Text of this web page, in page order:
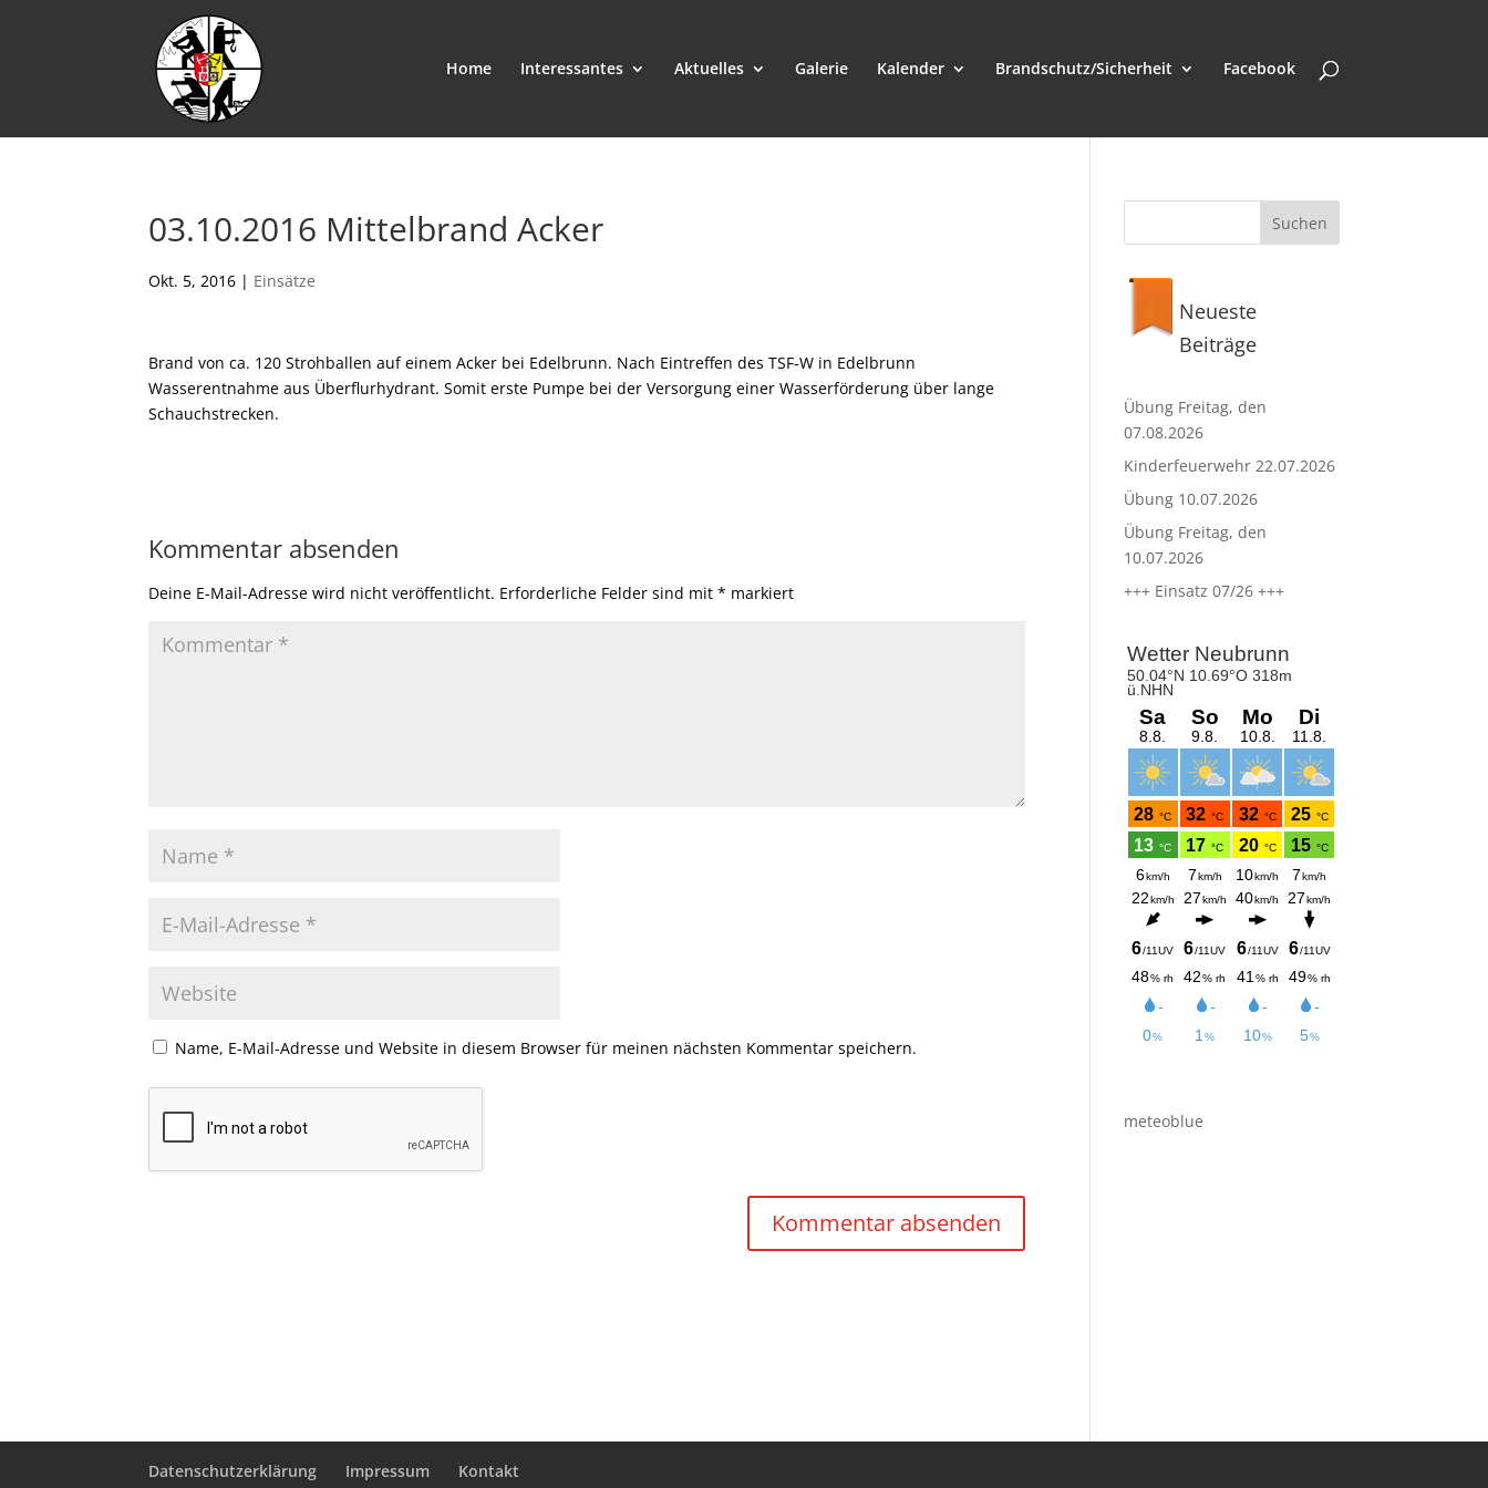
Home Interessantes Aktuelles Galerie Kalender Brandschutz/Sicherheit Facebook
03.10.2016 Mittelbrand Acker
Okt. 5, 2016 | Einsätze
Brand von ca. 120 Strohballen auf einem Acker bei Edelbrunn. Nach Eintreffen des TSF-W in Edelbrunn
Wasserentnahme aus Überflurhydrant. Somit erste Pumpe bei der Versorgung einer Wasserförderung über lange
Schauchstrecken.
Kommentar absenden
Deine E-Mail-Adresse wird nicht veröffentlicht. Erforderliche Felder sind mit* markiert
Name, E-Mail-Adresse und Website in diesem Browser für meinen nächsten Kommentar speichern.
Neueste
Beiträge
Übung Freitag, den
07.08.2026
Kinderfeuerwehr 22.07.2026
Übung 10.07.2026
Übung Freitag, den
10.07.2026
+++ Einsatz 07/26 +++
meteoblue
Datenschutzerklärung Impressum Kontakt